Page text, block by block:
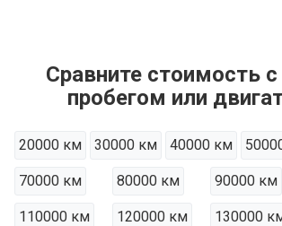
Сравните стоимость
пробегом или
20000 км 30000 км 40000 км
70000 км 80000 км 90000 км
110000 км 120000 км 130000